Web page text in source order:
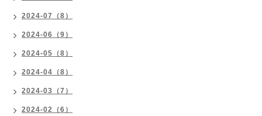
2024-07（8）
2024-06（9）
2024-05（8）
2024-04（8）
2024-03（7）
2024-02（6）